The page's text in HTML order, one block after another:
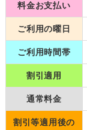
料金お支払い
ご利用の曜日
ご利用時間帯
割引適用
通常料金
割引等適用後の